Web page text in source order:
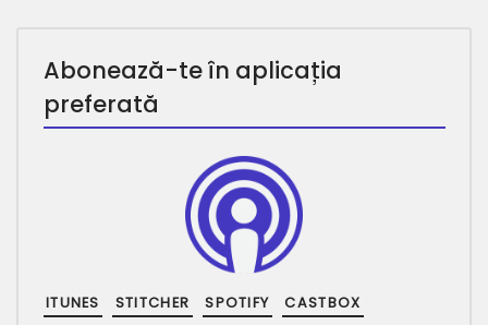
Abonează-te în aplicația
preferată
ITUNES STITCHER SPOTIFY
CASTBOX